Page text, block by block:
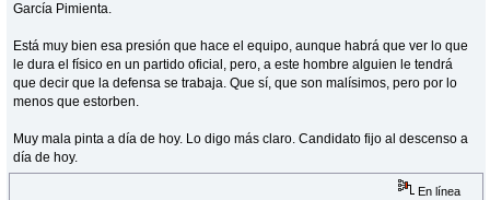
García Pimienta.
Está muy bien esa presión que hace el equipo, aunque habrá que ver lo que
le dura el físico en un partido oficial, pero, a este hombre alguien le tendrá
que decir que la defensa se trabaja. Que sí, que son malísimos, pero por lo
menos que estorben.
Muy mala pinta a día de hoy. Lo digo más claro. Candidato fijo al descenso a
día de hoy.
En línea